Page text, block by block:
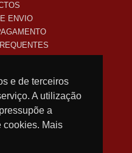
e de terceiros
A utilização
a
cookies. Mais
ENVIO
NEWSLETTER!